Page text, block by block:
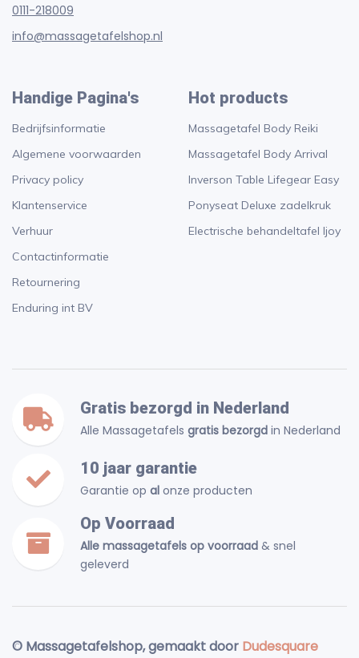
0111-218009
info@massagetafelshop.nl
Handige Pagina's
Bedrijfsinformatie
Algemene voorwaarden
Privacy policy
Klantenservice
Verhuur
Contactinformatie
Retournering
Enduring int BV
Hot products
Massagetafel Body Reiki
Massagetafel Body Arrival
Inverson Table Lifegear Easy
Ponyseat Deluxe zadelkruk
Electrische behandeltafel Ijoy
Gratis bezorgd in Nederland
Alle Massagetafels gratis bezorgd in Nederland
10 jaar garantie
Garantie op al onze producten
Op Voorraad
Alle massagetafels op voorraad & snel
geleverd
© Massagetafelshop, gemaakt door Dudesquare